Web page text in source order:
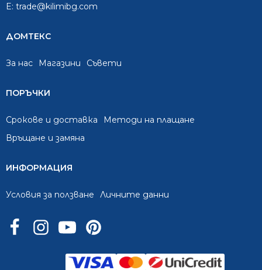
E: trade@kilimibg.com
ДОМТЕКС
За нас Mагазини Съвети
ПОРЪЧКИ
Срокове и доставка
Методи на плащане
Връщане и замяна
ИНФОРМАЦИЯ
Условия за ползване Личните данни